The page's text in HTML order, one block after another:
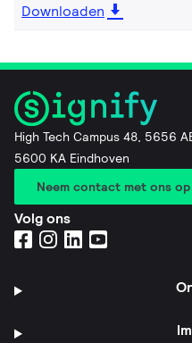
Downloaden
High Tech Campus 48, 5656
5600 KA Eindhoven
Neem contact met ons op
Volg ons